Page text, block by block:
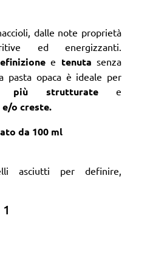
dalle note proprietà
ed energizzanti.
e tenutasenza
pasta opaca è ideale per
più strutturate e
o creste.
da 100 ml
asciutti per definire,